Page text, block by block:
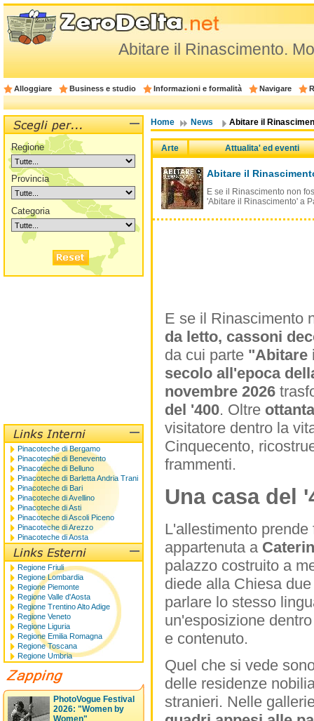
Abitare il Rinascimento.
Alloggiare Business e studio Informazioni e formalità Navigare
Home News Abitare il
Arte Attualita' ed eventi
Abitare il
E se il Rinascimento non
'Abitare il Rinascimento' a
E se il Rinascimento
da letto, cassoni
da cui parte "Abitare
secolo all'epoca
novembre 2026
del '400. Oltre
visitatore dentro la
Cinquecento,
frammenti.
Una casa del
L'allestimento
appartenuta a
palazzo costruito a
diede alla Chiesa
parlare lo stesso
un'esposizione
e contenuto.
Quel che si vede
delle residenze
stranieri. Nelle
Regione
Provincia
Categoria
Pinacoteche di Bergamo
Pinacoteche di Benevento
Pinacoteche di Belluno
Pinacoteche di Barletta Andria Trani
Pinacoteche di Bari
Pinacoteche di Avellino
Pinacoteche di Asti
Pinacoteche di Ascoli Piceno
Pinacoteche di Arezzo
Pinacoteche di Aosta
Regione Friuli
Regione Lombardia
Regione Piemonte
Regione Valle d'Aosta
Regione Trentino Alto Adige
Regione Veneto
Regione Liguria
Regione Emilia Romagna
Regione Toscana
Regione Umbria
PhotoVogue Festival
2026: "Women by
Women"